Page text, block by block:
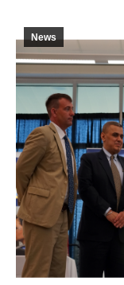
News